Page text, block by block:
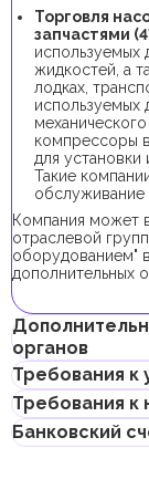
Торговля
запчастями
используемых
жидкостей, а
лодках,
используемых
компрессоры
для
Такие
обслуживание
Компания может
отраслевой
оборудованием"
дополнительных
органов
Для регистрации
деятельности
требуется.
Требования к
Минимальный
составляет 50
Требования к
Не должно
Банковский